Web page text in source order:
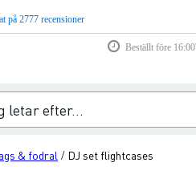
på 2777 recensioner
Beställt före
& fodral / DJ set flightcases